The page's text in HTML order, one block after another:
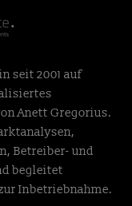
seit 2001 auf
Anett Gregorius.
Betreiber- und
begleitet
Inbetriebnahme.